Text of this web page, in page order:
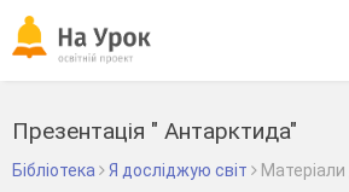
Презентація " Антарктида"
Бібліотека Я досліджую світ Матеріали